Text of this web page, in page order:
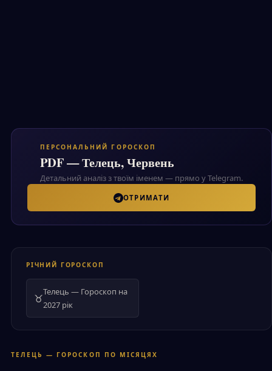
ПЕРСОНАЛЬНИЙ ГОРОСКОП
PDF — Телець, Червень
Детальний аналіз з твоїм іменем — прямо у Telegram.
ОТРИМАТИ
РІЧНИЙ ГОРОСКОП
♉Телець — Гороскоп на
2027 рік
ТЕЛЕЦЬ — ГОРОСКОП ПО МІСЯЦЯХ